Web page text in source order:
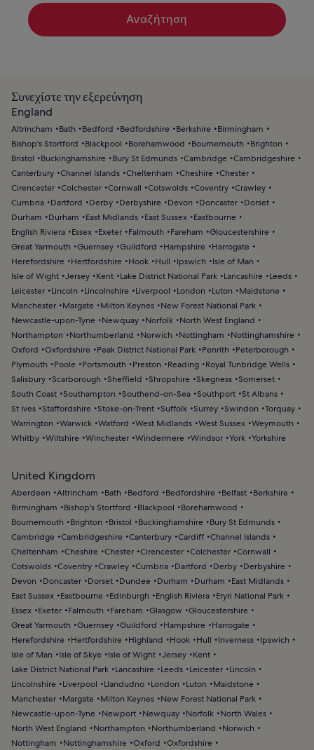
Αναζήτηση
Συνεχίστε την εξερεύνηση
England
Altrincham Bath Bedford Bedfordshire Berkshire
Birmingham
Bishop's Stortford
Blackpool Borehamwood Bournemouth
Brighton
Bristol
Buckinghamshire Bury St Edmunds Cambridge Cambridgeshire
Canterbury Channel Islands Cheltenham Cheshire Chester
Cirencester Colchester Cornwall Cotswolds Coventry Crawley
Cumbria
Dartford Derby Derbyshire Devon Doncaster
Dorset
Durham
Durham East Midlands East Sussex
Eastbourne
English Riviera
Essex Exeter Falmouth Fareham
Gloucestershire
Great Yarmouth
Guernsey Guildford Hampshire
Harrogate
Herefordshire
Hertfordshire Hook Hull Ipswich
Isle of Man
Isle of Wight Jersey Kent Lake District National Park Lancashire
Leeds
Leicester
Lincoln Lincolnshire Liverpool London Luton
Maidstone
Manchester
Margate Milton Keynes
New Forest National Park
Newcastle-upon-Tyne
Newquay Norfolk
North West England
Northampton
Northumberland Norwich Nottingham
Nottinghamshire
Oxford
Oxfordshire Peak District National Park Penrith
Peterborough
Plymouth
Poole Portsmouth Preston Reading
Royal Tunbridge Wells
Salisbury Scarborough Sheffield Shropshire Skegness Somerset
South Coast Southampton Southend-on-Sea Southport St Albans
St Ives Staffordshire Stoke-on-Trent Suffolk Surrey Swindon
Torquay
Warrington
Warwick Watford West Midlands West Sussex Weymouth
Whitby Wiltshire Winchester Windermere Windsor York Yorkshire
United Kingdom
Aberdeen Altrincham Bath Bedford Bedfordshire Belfast
Berkshire
Birmingham
Bishop's Stortford Blackpool
Borehamwood
Bournemouth
Brighton Bristol Buckinghamshire
Bury St Edmunds
Cambridge Cambridgeshire Canterbury Cardiff Channel Islands
Cheltenham
Cheshire Chester Cirencester Colchester Cornwall
Cotswolds Coventry Crawley Cumbria Dartford Derby
Derbyshire
Devon
Doncaster Dorset Dundee Durham Durham
East Midlands
East Sussex
Eastbourne Edinburgh English Riviera
Eryri National Park
Essex
Exeter Falmouth Fareham Glasgow
Gloucestershire
Great Yarmouth
Guernsey Guildford Hampshire
Harrogate
Herefordshire
Hertfordshire Highland Hook Hull Inverness
Ipswich
Isle of Man
Isle of Skye Isle of Wight Jersey
Kent
Lake District National Park
Lancashire Leeds Leicester
Lincoln
Lincolnshire
Liverpool Llandudno London Luton
Maidstone
Manchester
Margate Milton Keynes
New Forest National Park
Newcastle-upon-Tyne
Newport Newquay Norfolk
North Wales
North West England
Northampton Northumberland
Norwich
Nottingham
Nottinghamshire Oxford
Oxfordshire